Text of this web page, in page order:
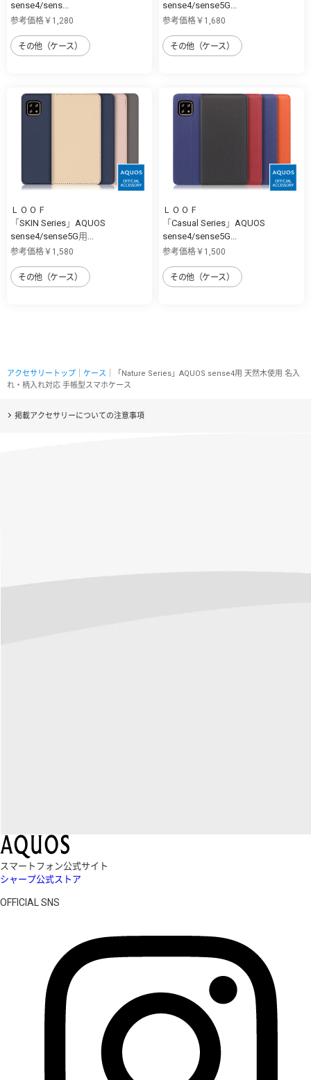
sense4/sens...
参考価格￥1,280
その他（ケース）
sense4/sense5G...
参考価格￥1,680
その他（ケース）
ＬＯＯＦ
「SKIN Series」AQUOS
sense4/sense5G用...
参考価格￥1,580
その他（ケース）
ＬＯＯＦ
「Casual Series」AQUOS
sense4/sense5G...
参考価格￥1,500
その他（ケース）
アクセサリートップ ケース ｜「Nature Series」AQUOS sense4用 天然木使用 名入
れ・柄入れ対応 手帳型スマホケース
掲載アクセサリーについての注意事項
スマートフォン公式サイト
シャープ公式ストア
OFFICIAL SNS